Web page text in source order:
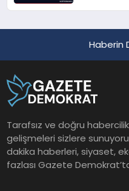
Haberin
Tarafsız ve doğru
gelişmeleri sizlere
dakika haberleri, siyaset,
fazlası Gazete